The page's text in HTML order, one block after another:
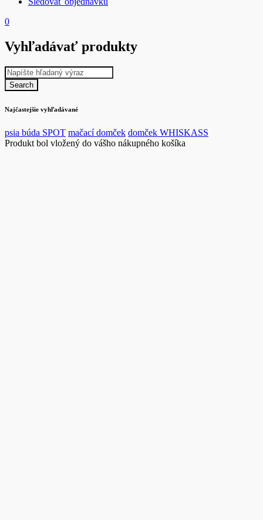
0
Vyhľadávať produkty
Najčastejšie vyhľadávané
psia búda SPOT mačací domček domček WHISKASS
Produkt bol vložený do vášho nákupného košíka